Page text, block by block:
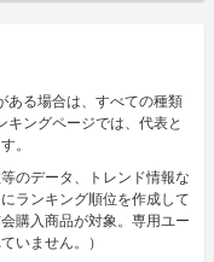
ある場合は、すべての種類
キングページでは、代表と
。
のデータ、トレンド情報な
ランキング順位を作成して
購入商品が対象。専用ユー
いません。）